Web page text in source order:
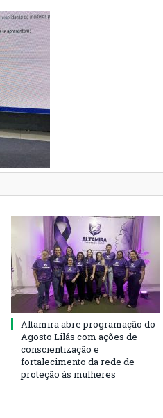
Altamira abre programação do
Agosto Lilás com ações de
conscientização e
fortalecimento da rede de
proteção às mulheres